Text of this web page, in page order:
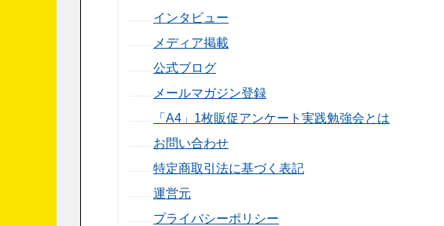
インタビュー
メディア掲載
公式ブログ
メールマガジン登録
「A4」1枚販促アンケート実践勉強会とは
お問い合わせ
特定商取引法に基づく表記
運営元
プライバシーポリシー